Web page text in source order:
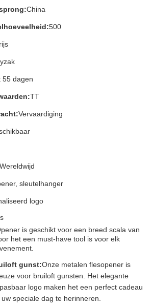
China
500
55 dagen
TT
Vervaardiging
Wereldwijd
sleutelhanger
logo
is geschikt voor een breed scala van
het een must-have tool is voor elk
gunst:Onze metalen flesopener is
voor bruiloft gunsten. Het elegante
logo maken het een perfect cadeau
speciale dag te herinneren.